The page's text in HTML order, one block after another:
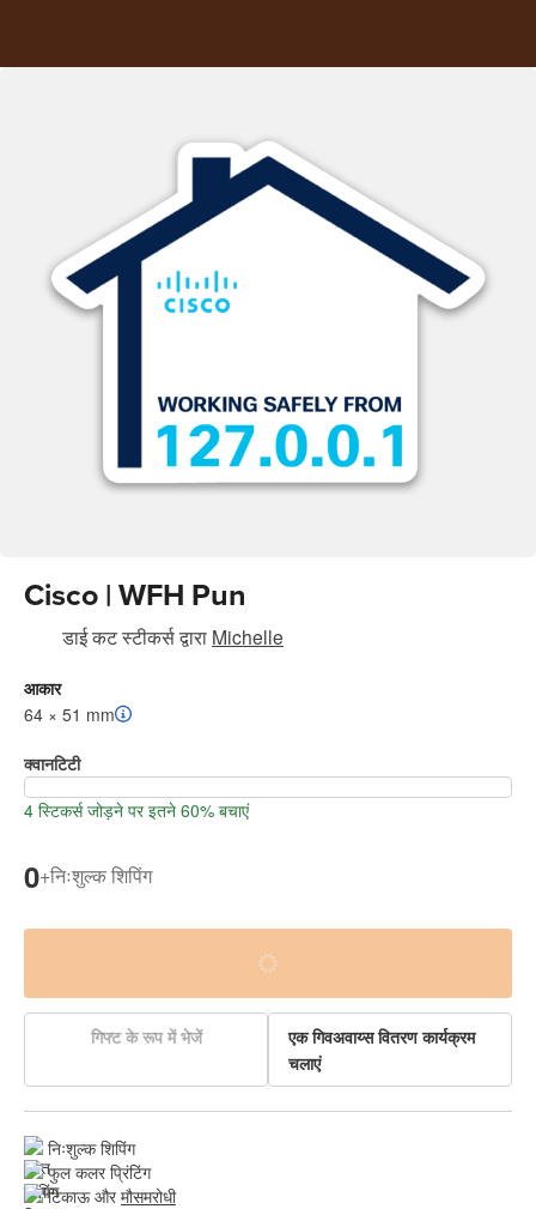
Cisco | WFH Pun
डाई कट स्टीकर्सद्वारा Michelle
आकार
64 × 51 mm
क्वानटिटी
4 स्टिकर्स जोड़ने पर इतने 60% बचाएं
0+निःशुल्क शिपिंग
गिफ्ट के रूप में भेजें
एक गिवअवाय्स वितरण कार्यक्रम
चलाएं
निःशुल्क शिपिंग
फुल कलर प्रिंटिंग
टिकाऊ और मौसमरोधी